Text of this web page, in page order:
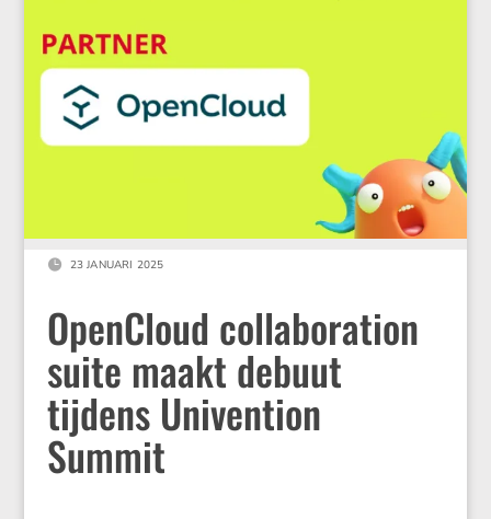
 23 JANUARI 2025
OpenCloud collaboration
suite maakt debuut
tijdens Univention
Summit